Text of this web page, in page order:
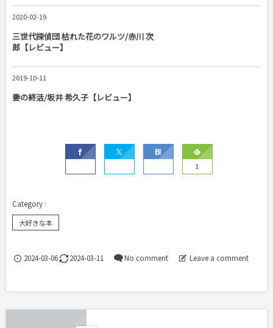
2020-02-19
三世代探偵団 枯れた花のワルツ/赤川 次
郎【レビュー】
2019-10-11
妻の終活/坂井 希久子【レビュー】
1
大好きな本
2024-03-06 2024-03-11 No comment Leave a comment